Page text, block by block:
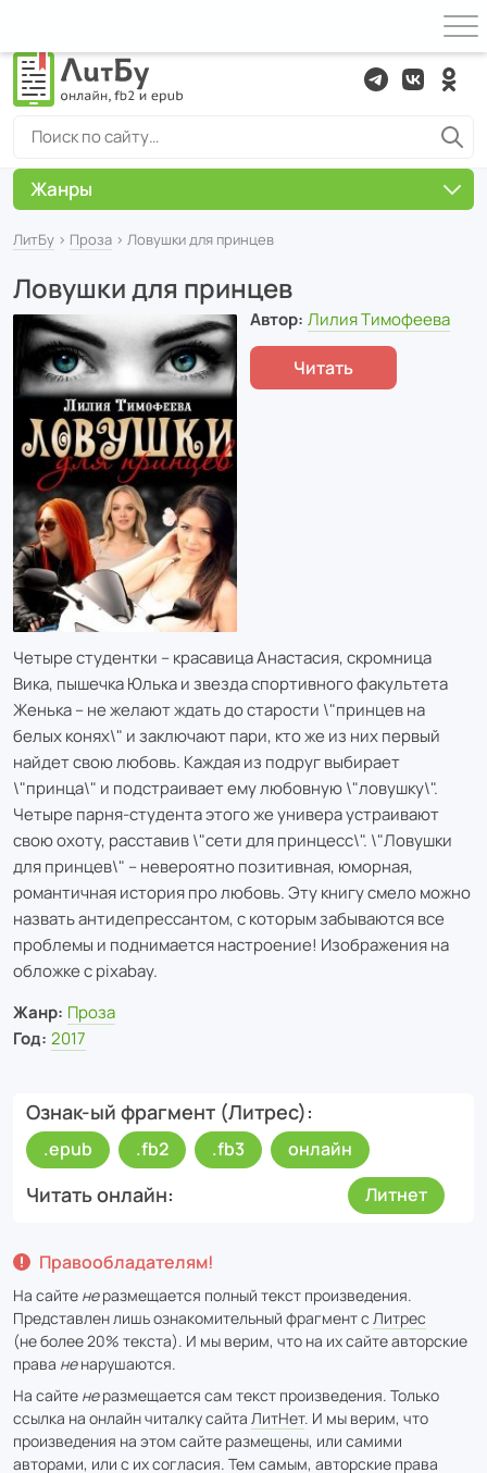
ЛитБу › Проза › Ловушки для принцев
Ловушки для принцев
Автор: Лилия Тимофеева
Читать
Четыре студентки – красавица Анастасия, скромница
Вика, пышечка Юлька и звезда спортивного факультета
Женька – не желают ждать до старости \"принцев на
белых конях\" и заключают пари, кто же из них первый
найдет свою любовь. Каждая из подруг выбирает
\"принца\" и подстраивает ему любовную \"ловушку\".
Четыре парня-студента этого же универа устраивают
свою охоту, расставив \"сети для принцесс\". \"Ловушки
для принцев\" – невероятно позитивная, юморная,
романтичная история про любовь. Эту книгу смело можно
назвать антидепрессантом, с которым забываются все
проблемы и поднимается настроение! Изображения на
обложке с pixabay.
Жанр: Проза
Год: 2017
Ознак-ый фрагмент (Литрес)
.epub .fb2 .fb3 онлайн
Читать онлайн Литнет
Правообладателям!
На сайте неразмещается полный текст произведения.
Представлен лишь ознакомительный фрагмент с Литрес
(не более 20% текста). И мы верим, что на их сайте авторские
права ненарушаются.
На сайте неразмещается сам текст произведения. Только
ссылка на онлайн читалку сайта ЛитНет. И мы верим, что
произведения на этом сайте размещены, или самими
авторами, или с их согласия. Тем самым, авторские права
Жанры